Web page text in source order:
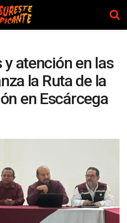
atención en las
la Ruta de la
en Escárcega